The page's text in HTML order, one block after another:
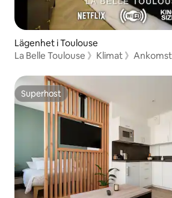
Lägenhet i Toulouse
La Belle Toulouse 》Klimat 》Ankomst
Superhost
Superhost